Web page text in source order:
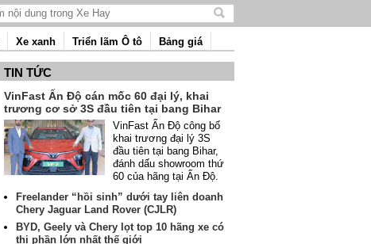
Tìm
nội
dung
Xe xanh Triển lãm Ô tô
Bảng giá
TIN TỨC
VinFast Ấn Độ cán mốc 60 đại lý, khai
trương cơ sở 3S đầu tiên tại bang Bihar
VinFast Ấn Độ công bố
khai trương đại lý 3S
đầu tiên tại bang Bihar,
đánh dấu showroom thứ
60 của hãng tại Ấn Độ.
Freelander “hồi sinh” dưới tay liên doanh
Chery Jaguar Land Rover (CJLR)
BYD, Geely và Chery lọt top 10 hãng xe có
thị phần lớn nhất thế giới